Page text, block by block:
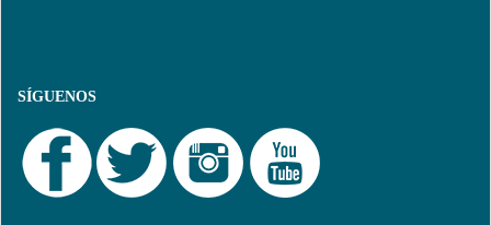
SÍGUENOS